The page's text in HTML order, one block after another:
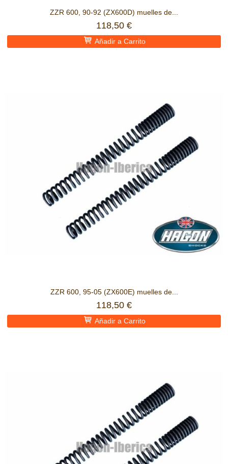
ZZR 600, 90-92 (ZX600D) muelles de...
118,50 €
Añadir a Carrito
ZZR 600, 95-05 (ZX600E) muelles de...
118,50 €
Añadir a Carrito